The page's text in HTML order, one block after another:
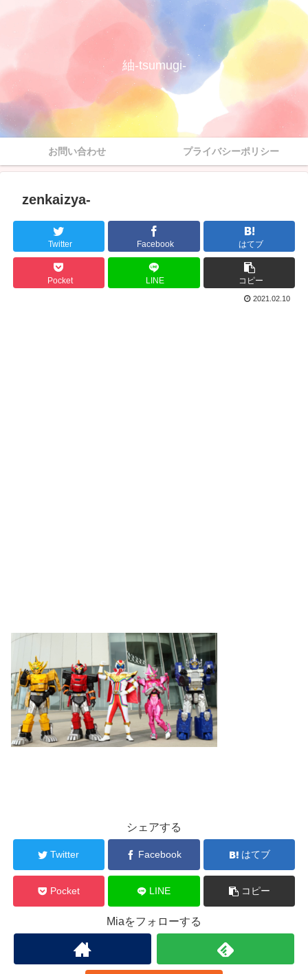
紬-tsumugi-
お問い合わせ プライバシーポリシー
zenkaizya-
Twitter Facebook はてブ
Pocket LINE コピー
2021.02.10
シェアする
Twitter Facebook はてブ
Pocket LINE コピー
Miaをフォローする